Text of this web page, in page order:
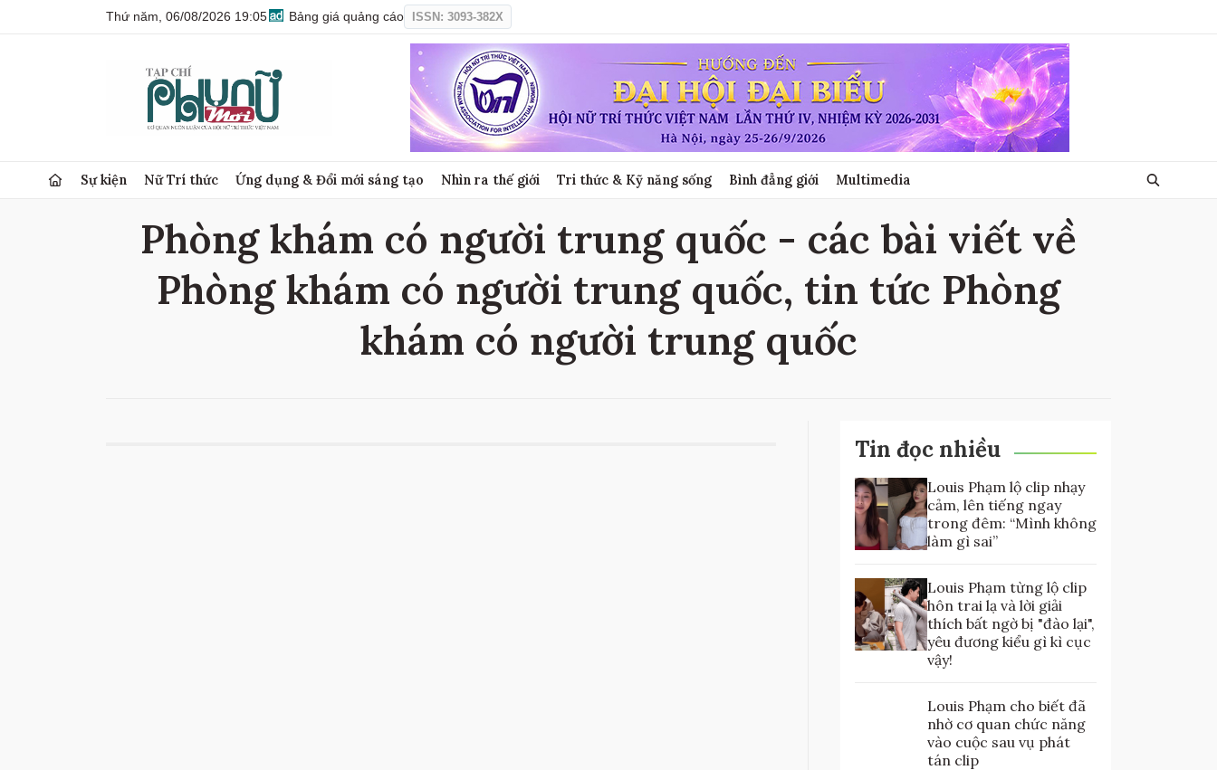
Thứ năm, 06/08/2026 19:05 Bảng giá quảng cáo ISSN: 3093-382X
Sự kiện Nữ Trí thức Ứng dụng & Đổi mới sáng tạo Nhìn ra thế giới Tri thức & Kỹ năng sống Bình đẳng giới Multimedia
Phòng khám có người trung quốc - các bài viết về
Phòng khám có người trung quốc, tin tức Phòng
khám có người trung quốc
Tin đọc nhiều
Louis Phạm lộ clip nhạy
cảm, lên tiếng ngay
trong đêm: “Mình không
làm gì sai”
Louis Phạm từng lộ clip
hôn trai lạ và lời giải
thích bất ngờ bị "đào lại",
yêu đương kiểu gì kì cục
vậy!
Louis Phạm cho biết đã
nhờ cơ quan chức năng
vào cuộc sau vụ phát
tán clip